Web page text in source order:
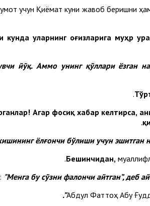
учун Қиёмат куни жавоб беришни
кунда уларнинг оғизларига муҳр
йўқ. Аммо унинг қўллари ёзган
Агар фосиқ хабар келтирса,
ёлғончи бўлиши учун эшитган
Бешинчидан,
"Менга бу сўзни фалончи айтган”, деб
Абдул Фаттоҳ Абу